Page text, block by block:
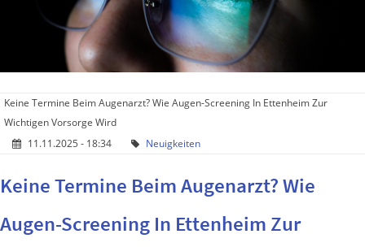
Keine Termine Beim Augenarzt? Wie Augen-Screening In Ettenheim Zur
Wichtigen Vorsorge Wird
11.11.2025 - 18:34
Neuigkeiten
Keine Termine Beim Augenarzt? Wie
Augen-Screening In Ettenheim Zur